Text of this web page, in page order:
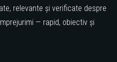
relevante și verificate despre
— rapid, obiectiv și